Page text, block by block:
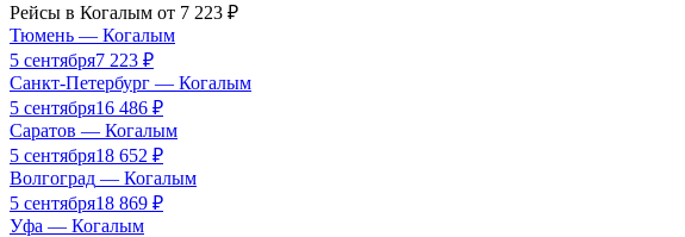
Рейсы в Когалым от 7 223 ₽
Тюмень — Когалым
5 сентября7 223 ₽
Санкт-Петербург — Когалым
5 сентября16 486 ₽
Саратов — Когалым
5 сентября18 652 ₽
Волгоград — Когалым
5 сентября18 869 ₽
Уфа — Когалым